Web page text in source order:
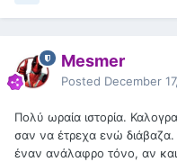
Mesmer
Posted December
Πολύ ωραία ιστορία.
σαν να έτρεχα ενώ
έναν ανάλαφρο τόνο, αν και